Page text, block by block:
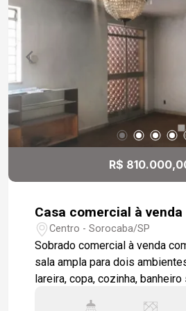
R$
Casa comercial à
Centro - Sorocaba/SP
Sobrado comercial à venda
sala ampla para dois
lareira, copa, cozinha,